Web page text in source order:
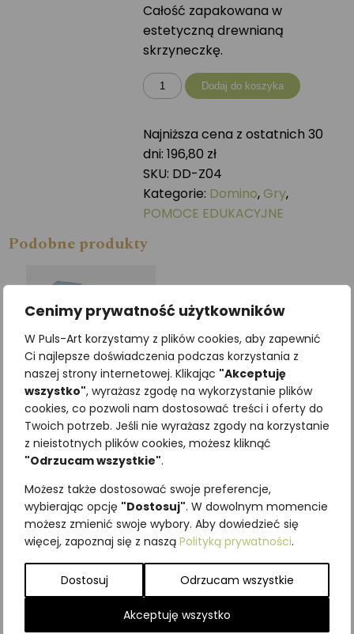
Cenimy prywatność użytkowników
W Puls-Art korzystamy z plików cookies, aby zapewnić
Ci najlepsze doświadczenia podczas korzystania z
naszej strony internetowej. Klikając "Akceptuję
wszystko", wyrażasz zgodę na wykorzystanie plików
cookies, co pozwoli nam dostosować treści i oferty do
Twoich potrzeb. Jeśli nie wyrażasz zgody na korzystanie
z nieistotnych plików cookies, możesz kliknąć
"Odrzucam wszystkie".
Możesz także dostosować swoje preferencje,
wybierając opcję "Dostosuj". W dowolnym momencie
możesz zmienić swoje wybory. Aby dowiedzieć się
więcej, zapoznaj się z naszą Polityką prywatności.
Dostosuj Odrzucam wszystkie
Akceptuję wszystko
Całość zapakowana w
estetyczną drewnianą
skrzyneczkę.
ilość
Domino
RYBY
MORSKIE
Dodaj do koszyka
Najniższa cena z ostatnich 30
dni:196,80 zł
SKU: DD-Z04
Kategorie: Domino,Gry,
POMOCE EDUKACYJNE
Podobne produkty
Karty DZIKIE PTAKI
20,00zł z VAT
Dodaj do koszyka
209,10zł z VAT
Dodaj do koszyka